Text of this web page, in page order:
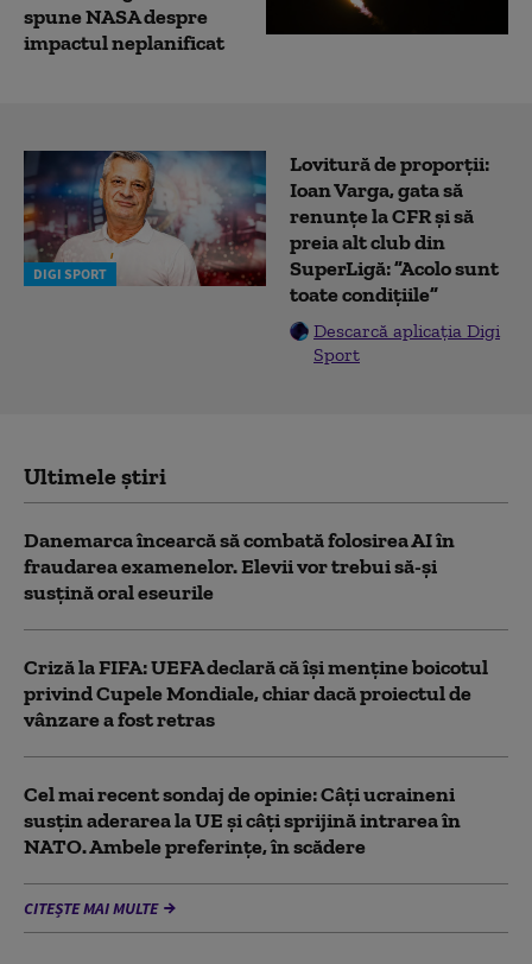
spune NASA despre
impactul neplanificat
DIGI SPORT
Lovitură de proporții:
Ioan Varga, gata să
renunțe la CFR și să
preia alt club din
SuperLigă: ”Acolo sunt
toate condițiile”
Descarcă aplicația Digi
Sport
Ultimele știri
Danemarca încearcă să combată folosirea AI în
fraudarea examenelor. Elevii vor trebui să-şi
susţină oral eseurile
Criză la FIFA: UEFA declară că îşi menţine boicotul
privind Cupele Mondiale, chiar dacă proiectul de
vânzare a fost retras
Cel mai recent sondaj de opinie: Câți ucraineni
susțin aderarea la UE și câți sprijină intrarea în
NATO. Ambele preferințe, în scădere
CITEȘTE MAI MULTE